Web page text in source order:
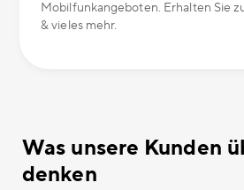
Mobilfunkangeboten. Erhalten Sie
& vieles mehr.
Was unsere Kunden
denken